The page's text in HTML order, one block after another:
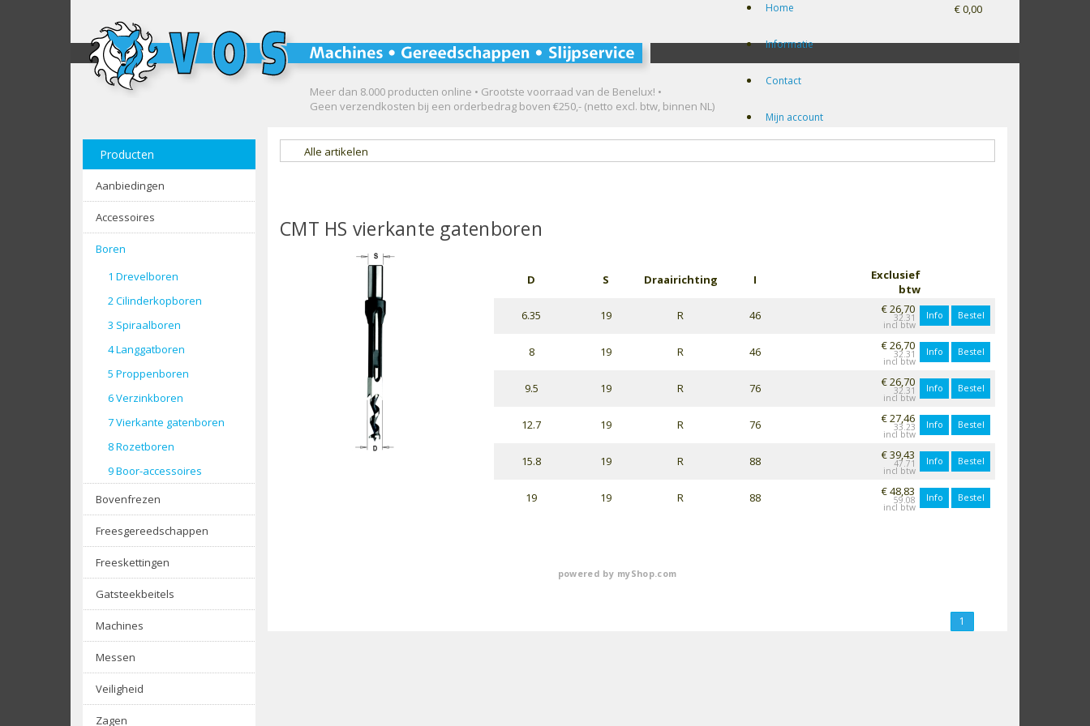
Meer dan 8.000 producten online • Grootste voorraad van de Benelux! •
Geen verzendkosten bij een orderbedrag boven €250,- (netto excl. btw, binnen NL)
€ 0,00
Home
Informatie
Contact
Mijn account
Producten
Aanbiedingen
Accessoires
Boren
1 Drevelboren
2 Cilinderkopboren
3 Spiraalboren
4 Langgatboren
5 Proppenboren
6 Verzinkboren
7 Vierkante gatenboren
8 Rozetboren
9 Boor-accessoires
Bovenfrezen
Freesgereedschappen
Freeskettingen
Gatsteekbeitels
Machines
Messen
Veiligheid
Zagen
Alle artikelen
CMT HS vierkante gatenboren
D S Draairichting I
Exclusief
btw
6.35
19 R 46 € 26,70
32.31 Info Bestel
8 19 R 46 € 26,70
32.31 Info Bestel
9.5 19 R 76 € 26,70
32.31 Info Bestel
12.7 19 R 76 € 27,46
33.23 Info Bestel
15.8 19 R 88 € 39,43
47.71 Info Bestel
19 19 R 88 € 48,83
59.08 Info Bestel
1
powered by myShop.com